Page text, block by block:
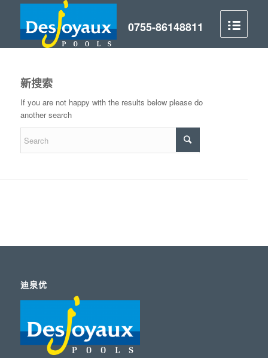
新搜索
If you are not happy with the results below please do
another search
迪泉优